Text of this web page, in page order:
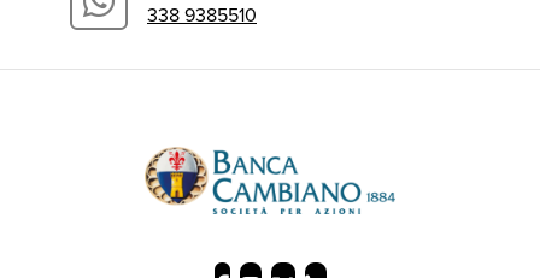
338 9385510
Banca Cambiano